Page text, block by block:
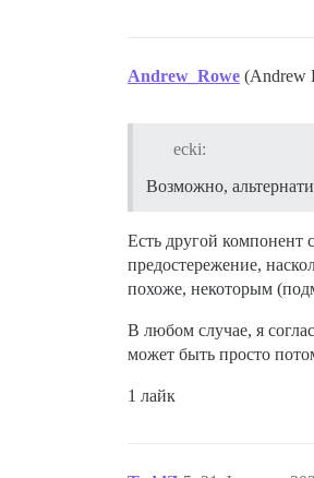
Andrew_Rowe (Andrew
ecki:
Возможно,
Есть другой
предостережение,
похоже, некоторым
В любом случае, я
может быть просто
1 лайк